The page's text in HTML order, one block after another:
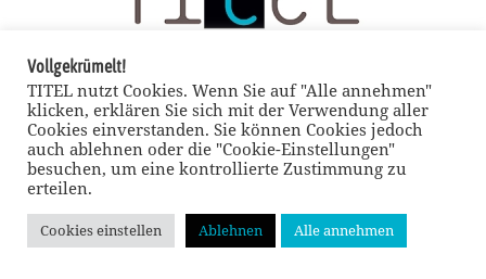
© TITEL kulturmagazin 2022
Vollgekrümelt!
TITEL nutzt Cookies. Wenn Sie auf "Alle annehmen"
klicken, erklären Sie sich mit der Verwendung aller
Cookies einverstanden. Sie können Cookies jedoch
auch ablehnen oder die "Cookie-Einstellungen"
besuchen, um eine kontrollierte Zustimmung zu
erteilen.
Cookies einstellen Ablehnen Alle annehmen